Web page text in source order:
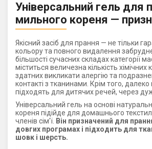
Універсальний гель для
мильного кореня —
Якісний засіб для прання — не тільки
кольору та повного видалення
більшості сучасних складах категорії
міститься величезна кількість хімічних
здатних викликати алергію та
контакті з тканинами. Крім того, далеко
підходять для дитячих речей, через
Універсальний гель на основі
кореня підійде для домашнього
членів сім'ї. Він призначений для
довгих програмах і підходить для
шовк і шерсть.